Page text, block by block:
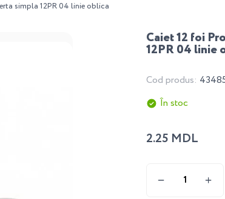
simpla 12PR 04 linie oblica
Caiet 12 foi
12PR 04 linie
Cod produs:
În stoc
2.25 MDL